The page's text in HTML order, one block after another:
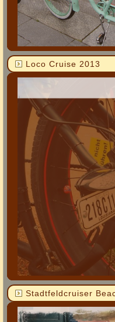
Loco Cruise 2013
Stadtfeldcruiser